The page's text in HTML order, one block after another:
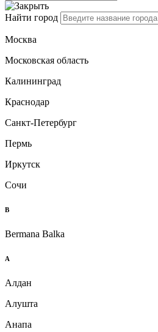
Найти город
Москва
Московская область
Калининград
Краснодар
Санкт-Петербург
Пермь
Иркутск
Сочи
B
Bermana Balka
А
Алдан
Алушта
Анапа